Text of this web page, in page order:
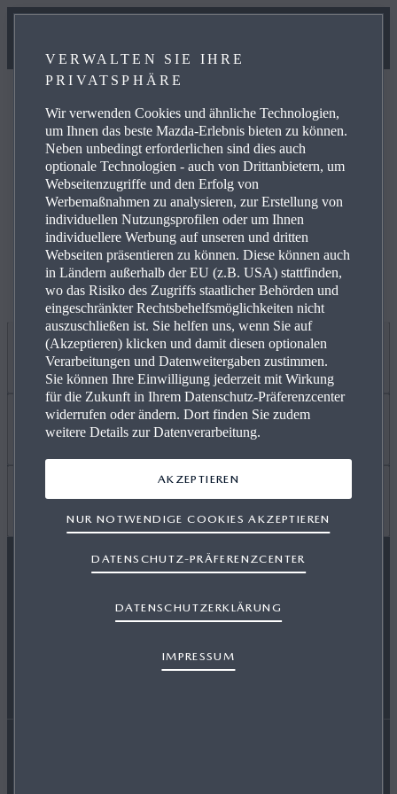
Weitere Informationen zur elektrischen Reichweite,
Energiekosten, KFZ-Steuer und CO₂-Kosten finden Sie
unterwww.mazda.de/Energieverbrauch.
Jetzt entdecken
ANGEBOT PRIVAT
GEWERBEKUNDEN
VERFÜGBARE NEUWAGEN
Mehr erfahren
KARRIERE / CAREERS
FREIE WERKSTÄTTEN
Wissenswertes
VERWALTEN SIE IHRE
PRIVATSPHÄRE
Wir verwenden Cookies und ähnliche Technologien,
um Ihnen das beste Mazda-Erlebnis bieten zu können.
Neben unbedingt erforderlichen sind dies auch
optionale Technologien - auch von Drittanbietern, um
Webseitenzugriffe und den Erfolg von
Werbemaßnahmen zu analysieren, zur Erstellung von
individuellen Nutzungsprofilen oder um Ihnen
individuellere Werbung auf unseren und dritten
Webseiten präsentieren zu können. Diese können auch
in Ländern außerhalb der EU (z.B. USA) stattfinden,
wo das Risiko des Zugriffs staatlicher Behörden und
eingeschränkter Rechtsbehelfsmöglichkeiten nicht
auszuschließen ist. Sie helfen uns, wenn Sie auf
(Akzeptieren) klicken und damit diesen optionalen
Verarbeitungen und Datenweitergaben zustimmen.
Sie können Ihre Einwilligung jederzeit mit Wirkung
für die Zukunft in Ihrem Datenschutz-Präferenzcenter
widerrufen oder ändern. Dort finden Sie zudem
weitere Details zur Datenverarbeitung.
DATENSCHUTZERKLÄRUNG
IMPRESSUM
DATENSCHUTZ-PRÄFERENZCENTER
NUR NOTWENDIGE COOKIES AKZEPTIEREN
AKZEPTIEREN